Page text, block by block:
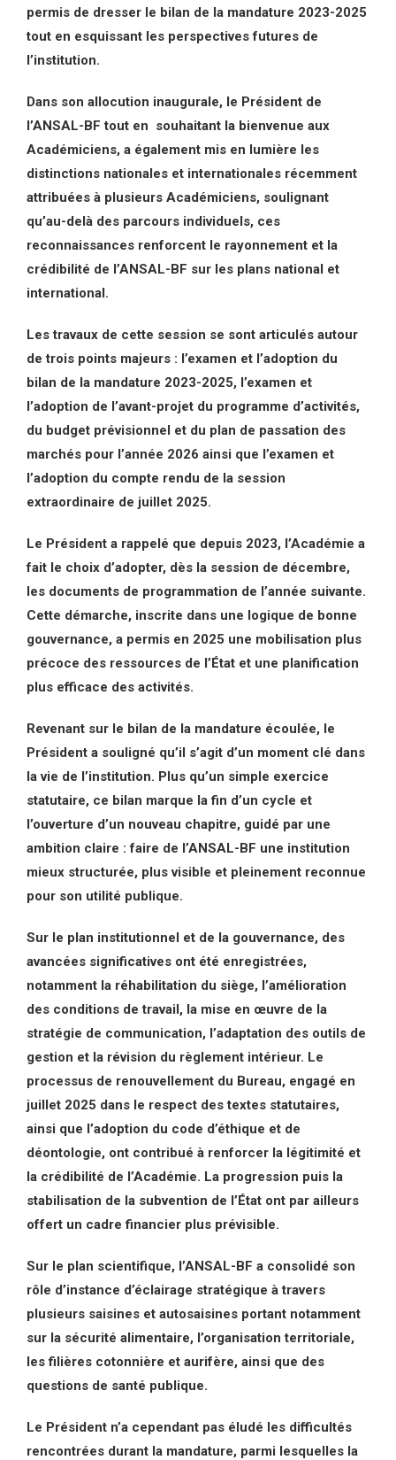
permis de dresser le bilan de la mandature 2023-2025
tout en esquissant les perspectives futures de
l’institution.
Dans son allocution inaugurale, le Président de
l’ANSAL-BF tout en souhaitant la bienvenue aux
Académiciens, a également mis en lumière les
distinctions nationales et internationales récemment
attribuées à plusieurs Académiciens, soulignant
qu’au-delà des parcours individuels, ces
reconnaissances renforcent le rayonnement et la
crédibilité de l’ANSAL-BF sur les plans national et
international.
Les travaux de cette session se sont articulés autour
de trois points majeurs : l’examen et l’adoption du
bilan de la mandature 2023-2025, l’examen et
l’adoption de l’avant-projet du programme d’activités,
du budget prévisionnel et du plan de passation des
marchés pour l’année 2026 ainsi que l’examen et
l’adoption du compte rendu de la session
extraordinaire de juillet 2025.
Le Président a rappelé que depuis 2023, l’Académie a
fait le choix d’adopter, dès la session de décembre,
les documents de programmation de l’année suivante.
Cette démarche, inscrite dans une logique de bonne
gouvernance, a permis en 2025 une mobilisation plus
précoce des ressources de l’État et une planification
plus efficace des activités.
Revenant sur le bilan de la mandature écoulée, le
Président a souligné qu’il s’agit d’un moment clé dans
la vie de l’institution. Plus qu’un simple exercice
statutaire, ce bilan marque la fin d’un cycle et
l’ouverture d’un nouveau chapitre, guidé par une
ambition claire : faire de l’ANSAL-BF une institution
mieux structurée, plus visible et pleinement reconnue
pour son utilité publique.
Sur le plan institutionnel et de la gouvernance, des
avancées significatives ont été enregistrées,
notamment la réhabilitation du siège, l’amélioration
des conditions de travail, la mise en œuvre de la
stratégie de communication, l’adaptation des outils de
gestion et la révision du règlement intérieur. Le
processus de renouvellement du Bureau, engagé en
juillet 2025 dans le respect des textes statutaires,
ainsi que l’adoption du code d’éthique et de
déontologie, ont contribué à renforcer la légitimité et
la crédibilité de l’Académie. La progression puis la
stabilisation de la subvention de l’État ont par ailleurs
offert un cadre financier plus prévisible.
Sur le plan scientifique, l’ANSAL-BF a consolidé son
rôle d’instance d’éclairage stratégique à travers
plusieurs saisines et autosaisines portant notamment
sur la sécurité alimentaire, l’organisation territoriale,
les filières cotonnière et aurifère, ainsi que des
questions de santé publique.
Le Président n’a cependant pas éludé les difficultés
rencontrées durant la mandature, parmi lesquelles la